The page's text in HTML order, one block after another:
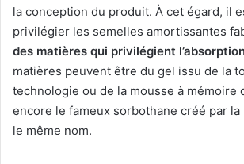
la conception du produit. À cet égard, il
privilégier les semelles amortissantes
des matières qui privilégient
matières peuvent être du gel issu de la
technologie ou de la mousse à mémoire
encore le fameux sorbothane créé par
le même nom.